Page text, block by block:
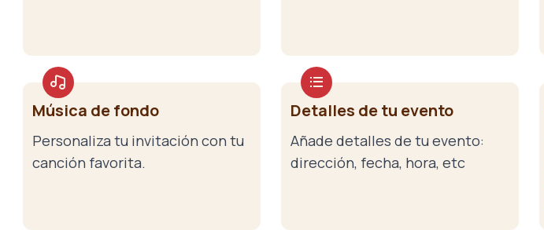
Música de fondo
Personaliza tu invitación con tu
canción favorita.
Detalles de tu evento
Añade detalles de tu evento:
dirección, fecha, hora, etc